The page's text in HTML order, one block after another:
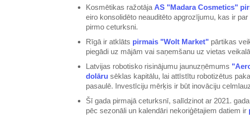
Kosmētikas ražotāja AS "Madara Cosmetics"
eiro konsolidēto neauditēto apgrozījumu, kas ir
pirmo ceturksni.
Rīgā ir atklāts pirmais "Wolt Market" pārtikas
piegādi uz mājām vai saņemšanu uz vietas
Latvijas robotisko risinājumu jaunuzņēmums
dolāru sēklas kapitālu, lai attīstītu robotizētus
pasaulē. Investīciju mērķis ir būt inovāciju
Šī gada pirmajā ceturksnī, salīdzinot ar 2021.
pēc sezonāli un kalendāri nekoriģētajiem datiem ir